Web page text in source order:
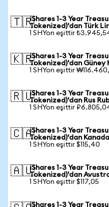
🇹🇷iShares 1-3 Year
Tokenized)'dan Türk
1 SHYon eşittir
🇰🇷iShares 1-3 Year
Tokenized)'dan Güney
1 SHYon eşittir
🇷🇺iShares 1-3 Year
Tokenized)'dan Rus
1 SHYon eşittir
🇨🇦iShares 1-3 Year
Tokenized)'dan
1 SHYon eşittir $115,40
🇦🇺iShares 1-3 Year
Tokenized)'dan
1 SHYon eşittir $117,05
iShares 1-3 Year